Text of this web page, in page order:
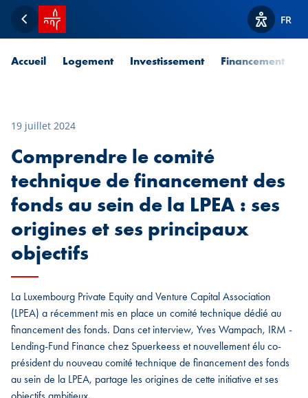
Retour
Accueil SPUERKEESS
Afficher
FR
Accueil Logement Investissement Financement
19 juillet 2024
Comprendre le comité
technique de financement des
fonds au sein de la LPEA : ses
origines et ses principaux
objectifs
La Luxembourg Private Equity and Venture Capital Association
(LPEA) a récemment mis en place un comité technique dédié au
financement des fonds. Dans cet interview, Yves Wampach, IRM -
Lending-Fund Finance chez Spuerkeess et nouvellement élu co-
président du nouveau comité technique de financement des fonds
au sein de la LPEA, partage les origines de cette initiative et ses